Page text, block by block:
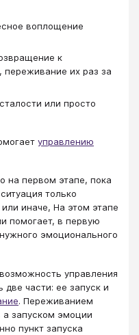
воплощение
к
их раз за
или просто
управлению
на первом этапе, пока
только
иначе, На этом этапе
помогает, в первую
эмоционального
управления
части: ее запуск и
. Переживанием
а запуском эмоции
пункт запуска